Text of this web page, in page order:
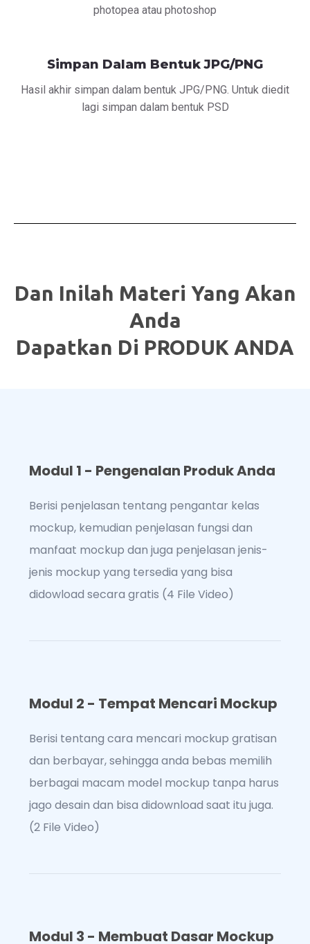
photopea atau photoshop
Simpan Dalam Bentuk JPG/PNG
Hasil akhir simpan dalam bentuk JPG/PNG. Untuk diedit
lagi simpan dalam bentuk PSD
Dan Inilah Materi Yang Akan
Anda
Dapatkan Di PRODUK ANDA
Modul 1 - Pengenalan Produk Anda
Berisi penjelasan tentang pengantar kelas
mockup, kemudian penjelasan fungsi dan
manfaat mockup dan juga penjelasan jenis-
jenis mockup yang tersedia yang bisa
didowload secara gratis (4 File Video)
Modul 2 - Tempat Mencari Mockup
Berisi tentang cara mencari mockup gratisan
dan berbayar, sehingga anda bebas memilih
berbagai macam model mockup tanpa harus
jago desain dan bisa didownload saat itu juga.
(2 File Video)
Modul 3 - Membuat Dasar Mockup